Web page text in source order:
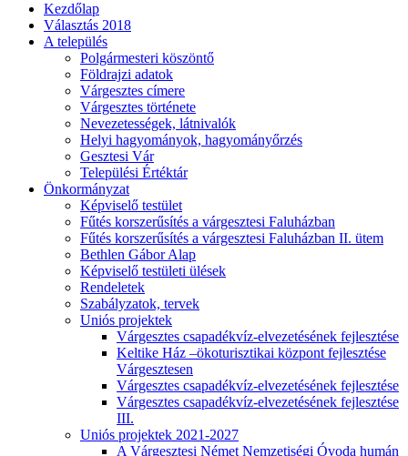
Kezdőlap
Választás 2018
A település
Polgármesteri köszöntő
Földrajzi adatok
Várgesztes címere
Várgesztes története
Nevezetességek, látnivalók
Helyi hagyományok, hagyományőrzés
Gesztesi Vár
Települési Értéktár
Önkormányzat
Képviselő testület
Fűtés korszerűsítés a várgesztesi Faluházban
Fűtés korszerűsítés a várgesztesi Faluházban II. ütem
Bethlen Gábor Alap
Képviselő testületi ülések
Rendeletek
Szabályzatok, tervek
Uniós projektek
Várgesztes csapadékvíz-elvezetésének fejlesztése
Keltike Ház –ökoturisztikai központ fejlesztése
Várgesztesen
Várgesztes csapadékvíz-elvezetésének fejlesztése
Várgesztes csapadékvíz-elvezetésének fejlesztése
III.
Uniós projektek 2021-2027
A Várgesztesi Német Nemzetiségi Óvoda humán